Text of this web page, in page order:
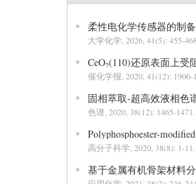
大学化学 , 2026, 41(5): 455-468.
CeO2(110)还原表面上受阻路易斯酸碱对在合成
催化学报 , 2020, 41(12): 1906-
色谱 , 2020, 38(12): 1465-1471.
高分子科学 , 2020, 38(8): 1-11.